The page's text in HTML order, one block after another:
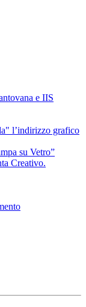
e IIS
l’indirizzo grafico
su Vetro”
Creativo.